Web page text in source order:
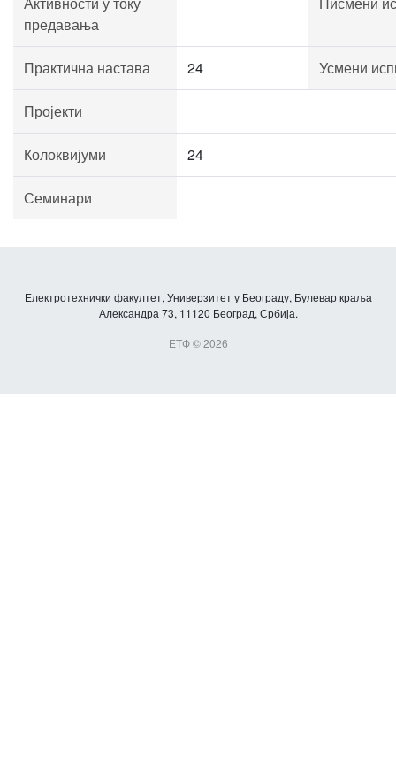
предавања
Практична настава 24 Усмени
Пројекти
Колоквијуми 24
Семинари
Електротехнички факултет, Универзитет у Београду, Булевар краља
Александра 73, 11120 Београд, Србија.
ЕТФ © 2026